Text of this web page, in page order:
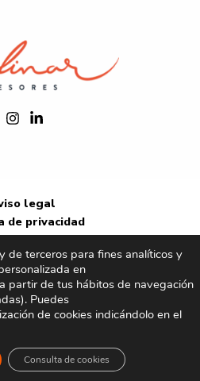
legal
de privacidad
de cookies
Apolinar Asesores
de terceros para fines analíticos y
en
partir de tus hábitos de navegación
Puedes
de cookies indicándolo en el
Consulta de cookies